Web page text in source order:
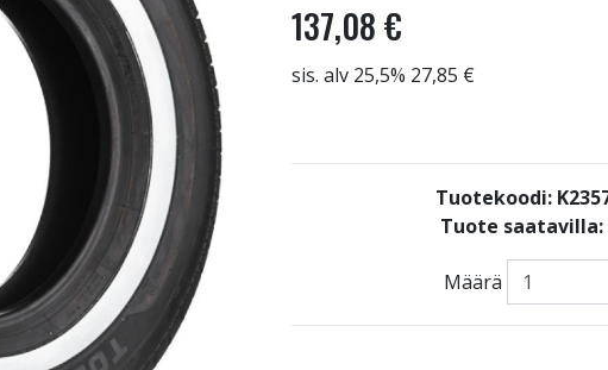
137,08 €
sis. alv 25,5% 27,85 €
Tuotekoodi:
Tuote saatavilla:
Määrä